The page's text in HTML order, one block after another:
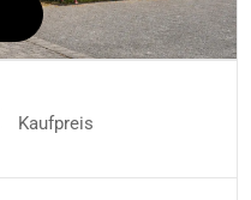
Kaufpreis